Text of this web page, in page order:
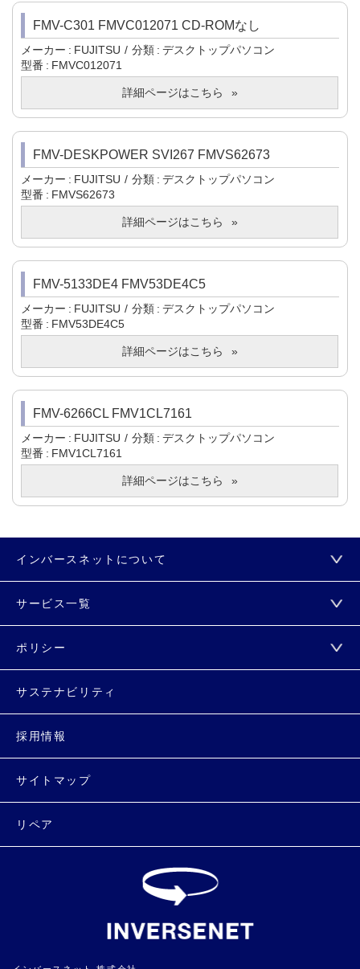
FMV-C301 FMVC012071 CD-ROMなし
メーカー FUJITSU 分類
デスクトップパソコン
型番
FMVC012071
詳細ページはこちら
FMV-DESKPOWER SVI267 FMVS62673
メーカー FUJITSU 分類
デスクトップパソコン
型番
FMVS62673
詳細ページはこちら
FMV-5133DE4 FMV53DE4C5
メーカー FUJITSU 分類
デスクトップパソコン
型番
FMV53DE4C5
詳細ページはこちら
FMV-6266CL FMV1CL7161
メーカー FUJITSU 分類
デスクトップパソコン
型番
FMV1CL7161
詳細ページはこちら
インバースネットについて
サービス一覧
ポリシー
サステナビリティ
採用情報
サイトマップ
リペア